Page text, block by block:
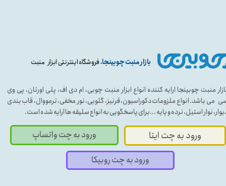
بازار منبت چوبینجا، فروشگاه اینترنتی ابزار منبت
منبت چوبینجا ارایه کننده انواع ابزار منبت چوبی، ام دی اف، پلی اورتان، پی وی
می باشد. انواع ملزومات دکوراسیون، قرنیز، گلویی، نور مخفی، ترمووال، قاب بندی
نوار استیل، نرده و پایه ...برای پاسخگویی به انواع سلیقه ها ارایه شده است.
ورود به چت ایتا ورود به چت واتساپ
ورود به چت روبیکا